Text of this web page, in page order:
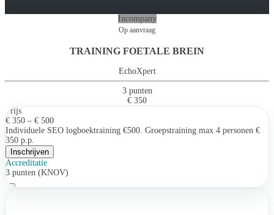
Incompany
Op aanvraag
TRAINING FOETALE BREIN
EchoXpert
3 punten
€ 350
Prijs
€ 350 – € 500
Individuele SEO logboektraining €500. Groepstraining max 4 personen €
350 p.p.
Inschrijven
Accreditatie
3 punten (KNOV)